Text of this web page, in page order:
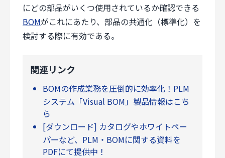
個人情報保護方針
サイトのご利用にあたって
サイトマップ
Follow Us
にどの部品がいくつ使用されているか確認できる
BOMがこれにあたり、部品の共通化（標準化）を
検討する際に有効である。
関連リンク
BOMの作成業務を圧倒的に効率化！PLM
システム「Visual BOM」製品情報はこち
ら
[ダウンロード] カタログやホワイトペー
パーなど、PLM・BOMに関する資料を
PDFにて提供中！